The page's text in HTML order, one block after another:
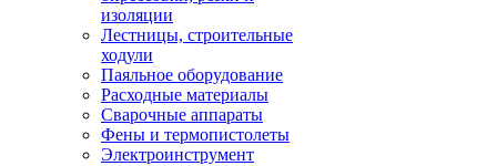
изоляции
Лестницы, строительные
ходули
Паяльное оборудование
Расходные материалы
Сварочные аппараты
Фены и термопистолеты
Электроинструмент